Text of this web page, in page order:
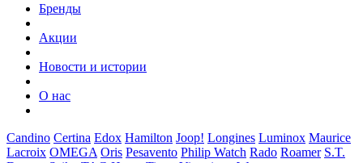
Бренды
Акции
Новости и истории
О нас
Candino Certina Edox Hamilton Joop! Longines Luminox Maurice
Lacroix OMEGA Oris Pesavento Philip Watch Rado Roamer S.T.